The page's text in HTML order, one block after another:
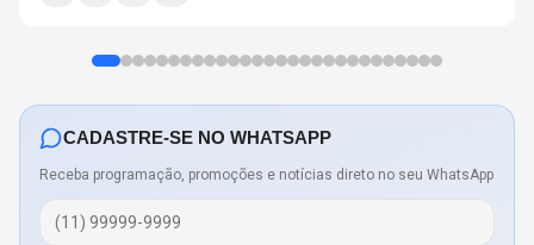
CADASTRE-SE NO WHATSAPP
Receba programação, promoções e notícias direto no seu WhatsApp